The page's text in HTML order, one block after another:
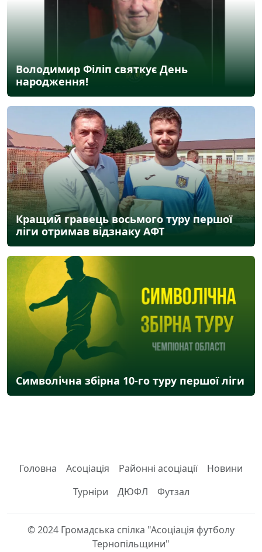
Володимир Філіп святкує День
народження!
Кращий гравець восьмого туру першої
ліги отримав відзнаку АФТ
Символічна збірна 10-го туру першої ліги
Головна Асоціація Районні асоціації
Новини
Турніри
ДЮФЛ Футзал
© 2024 Громадська спілка "Асоціація футболу
Тернопільщини"